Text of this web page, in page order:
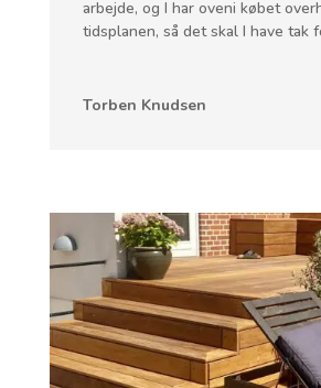
arbejde, og I har oveni købet
tidsplanen, så det skal I have tak
Torben Knudsen